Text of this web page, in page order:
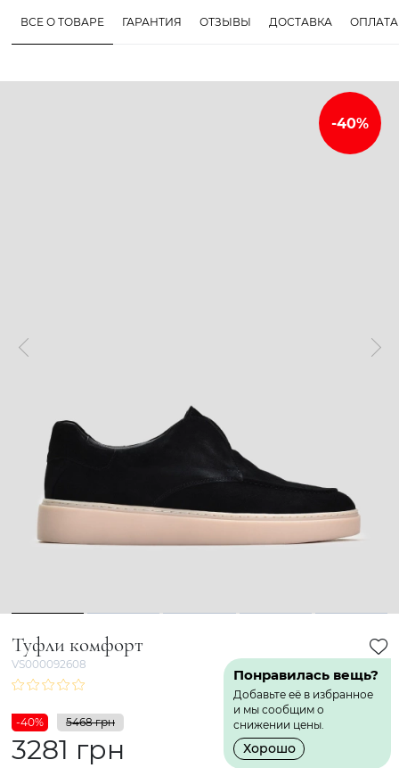
ВСЕ О ТОВАРЕ ГАРАНТИЯ ОТЗЫВЫ ДОСТАВКА ОПЛАТА
1 2 3 4 5
Туфли комфорт
VS000092608
Понравилась вещь?
Добавьте её в избранное
и мы сообщим о
снижении цены.
Хорошо
-40% 5468 грн
3281 грн